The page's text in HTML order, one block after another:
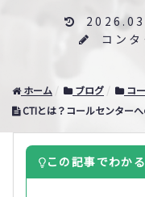
コンタ
ホーム ブログ
コ
CTIとは？コールセンター
この記事でわか